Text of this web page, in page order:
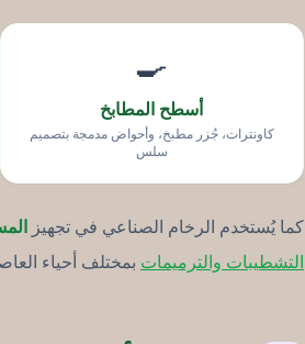
🍳
أسطح المطابخ
كاونترات، جُزر مطبخ، وأحواض مدمجة بتصميم
سلس
كما يُستخدم الرخام الصناعي في تجهيز
التشطيبات والترميمات بمختلف أحياء